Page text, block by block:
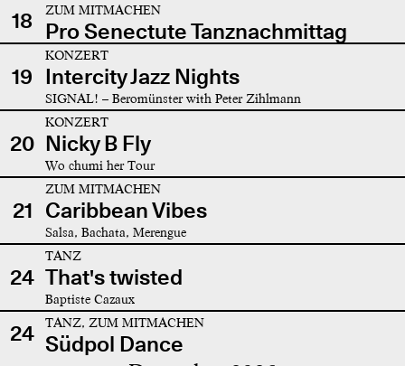
18 ZUM MITMACHEN
Pro Senectute Tanznachmittag
19
KONZERT
Intercity Jazz Nights
SIGNAL! – Beromünster with Peter Zihlmann
20
KONZERT
Nicky B Fly
Wo chumi her Tour
21
ZUM MITMACHEN
Caribbean Vibes
Salsa, Bachata, Merengue
24
TANZ
That's twisted
Baptiste Cazaux
24 TANZ, ZUM MITMACHEN
Südpol Dance